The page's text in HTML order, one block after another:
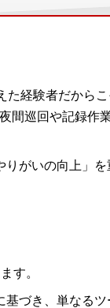
経験者だから
間巡回や記録作
がいの向上」
す。
づき、単なる